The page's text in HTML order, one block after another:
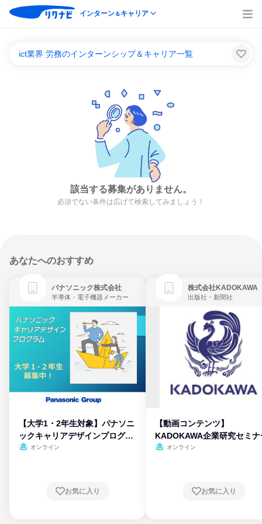
インターン＆キャリア
ict業界 労務のインターンシップ＆キャリア一覧
該当する募集がありません。
必須でない条件は広げて検索してみましょう！
あなたへのおすすめ
パナソニック株式会社
半導体・電子機器メーカー
【大学1・2年生対象】パナソニ
ックキャリアデザインプログラ
ム
オンライン
お気に入り
株式会社KADOKAWA
出版社・新聞社
【動画コンテンツ】
KADOKAWA企業研究セミナ
オンライン
お気に入り